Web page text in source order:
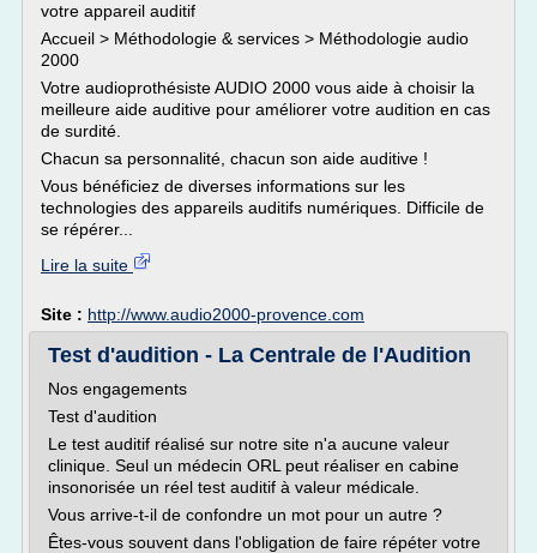
votre appareil auditif
Accueil > Méthodologie & services > Méthodologie audio
2000
Votre audioprothésiste AUDIO 2000 vous aide à choisir la
meilleure aide auditive pour améliorer votre audition en cas
de surdité.
Chacun sa personnalité, chacun son aide auditive !
Vous bénéficiez de diverses informations sur les
technologies des appareils auditifs numériques. Difficile de
se répérer...
Lire la suite
Site : http://www.audio2000-provence.com
Test d'audition - La Centrale de l'Audition
Nos engagements
Test d'audition
Le test auditif réalisé sur notre site n'a aucune valeur
clinique. Seul un médecin ORL peut réaliser en cabine
insonorisée un réel test auditif à valeur médicale.
Vous arrive-t-il de confondre un mot pour un autre ?
Êtes-vous souvent dans l'obligation de faire répéter votre